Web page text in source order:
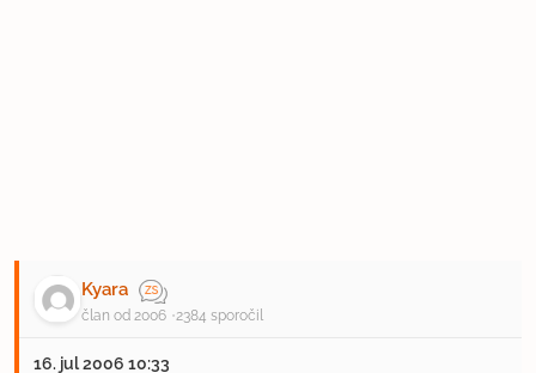
Kyara
član od 2006 2384 sporočil
16. jul 2006 10:33